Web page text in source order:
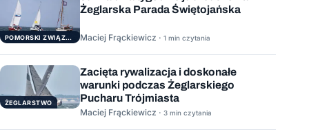
POMORSKI ZWIĄZEK ŻEGLARSKI
Żeglarska Parada Świętojańska
Maciej Frąckiewicz · 1 min czytania
ŻEGLARSTWO
Zacięta rywalizacja i doskonałe
warunki podczas Żeglarskiego
Pucharu Trójmiasta
Maciej Frąckiewicz · 3 min czytania